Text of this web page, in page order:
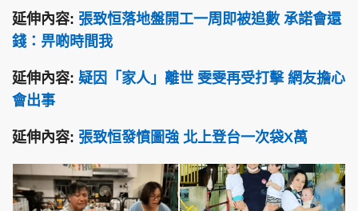
關於我們
聯絡我們
隱私政策聲明
使用條款
©Eastweek.com.hk. All rights reserved.
延伸內容: 張致恒落地盤開工一周即被追數 承諾會還
錢：畀啲時間我
延伸內容: 疑因「家人」離世 雯雯再受打擊 網友擔心
會出事
延伸內容: 張致恒發憤圖強 北上登台一次袋X萬